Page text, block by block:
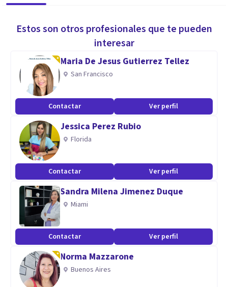
Estos son otros profesionales que te pueden
interesar
Maria De Jesus Gutierrez Tellez
San Francisco
Contactar Ver perfil
Jessica Perez Rubio
Florida
Contactar Ver perfil
Sandra Milena Jimenez Duque
Miami
Contactar Ver perfil
Norma Mazzarone
Buenos Aires